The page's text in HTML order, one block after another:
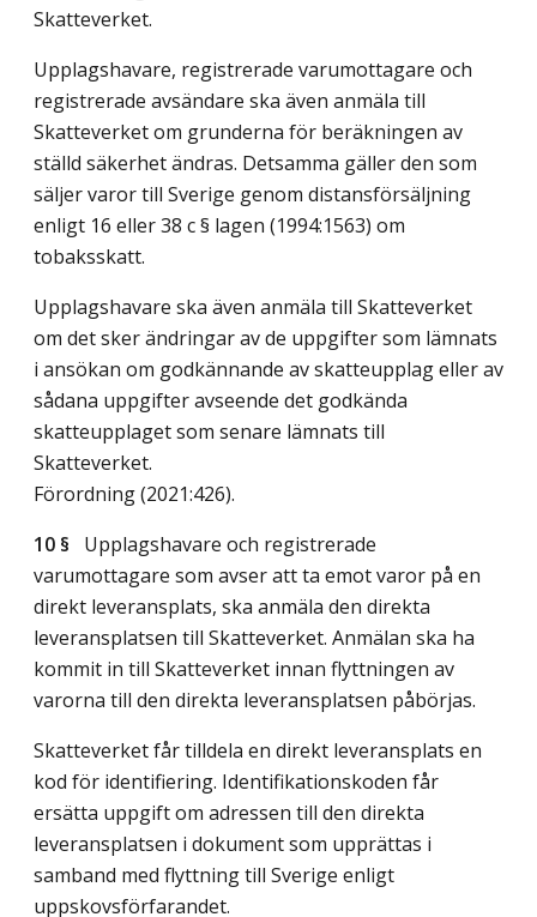
Skatteverket.
Upplagshavare, registrerade varumottagare och
registrerade avsändare ska även anmäla till
Skatteverket om grunderna för beräkningen av
ställd säkerhet ändras. Detsamma gäller den som
säljer varor till Sverige genom distansförsäljning
enligt 16 eller 38 c § lagen (1994:1563) om
tobaksskatt.
Upplagshavare ska även anmäla till Skatteverket
om det sker ändringar av de uppgifter som lämnats
i ansökan om godkännande av skatteupplag eller av
sådana uppgifter avseende det godkända
skatteupplaget som senare lämnats till
Skatteverket.
Förordning (2021:426).
10 § Upplagshavare och registrerade
varumottagare som avser att ta emot varor på en
direkt leveransplats, ska anmäla den direkta
leveransplatsen till Skatteverket. Anmälan ska ha
kommit in till Skatteverket innan flyttningen av
varorna till den direkta leveransplatsen påbörjas.
Skatteverket får tilldela en direkt leveransplats en
kod för identifiering. Identifikationskoden får
ersätta uppgift om adressen till den direkta
leveransplatsen i dokument som upprättas i
samband med flyttning till Sverige enligt
uppskovsförfarandet.